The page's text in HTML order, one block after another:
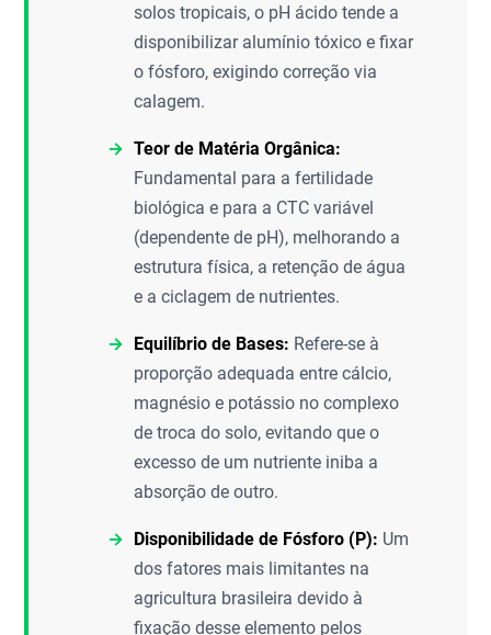
solos tropicais, o pH ácido tende a
disponibilizar alumínio tóxico e fixar
o fósforo, exigindo correção via
calagem.
Teor de Matéria Orgânica:
Fundamental para a fertilidade
biológica e para a CTC variável
(dependente de pH), melhorando a
estrutura física, a retenção de água
e a ciclagem de nutrientes.
Equilíbrio de Bases: Refere-se à
proporção adequada entre cálcio,
magnésio e potássio no complexo
de troca do solo, evitando que o
excesso de um nutriente iniba a
absorção de outro.
Disponibilidade de Fósforo (P): Um
dos fatores mais limitantes na
agricultura brasileira devido à
fixação desse elemento pelos